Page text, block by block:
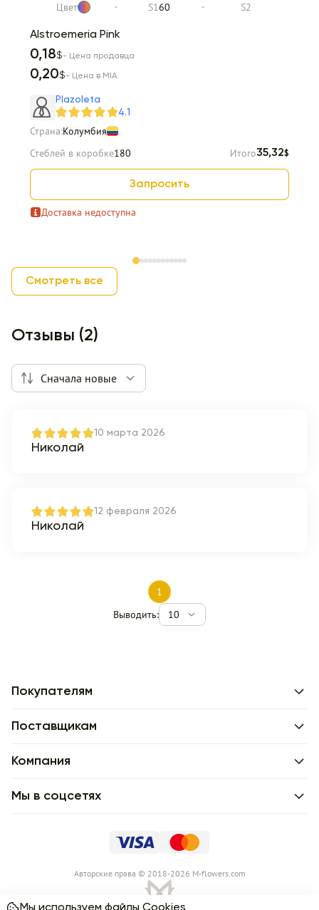
Цвет S160 S2
Alstroemeria Pink
0,18$- Цена продавца
0,20$- Цена в MIA
Plazoleta
4.1
Страна:Колумбия
Стеблей в коробке180 Итого35,32$
Запросить
Доставка недоступна
Item 1 of 12
Смотреть все
Отзывы (2)
Сначала новые
10 марта 2026
Николай
12 февраля 2026
Николай
1
Выводить:
10
Покупателям
Поставщикам
Компания
Мы в соцсетях
Авторские права © 2018-2026 M-flowers.com